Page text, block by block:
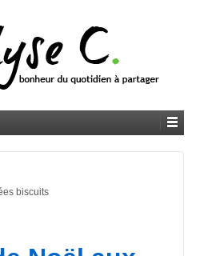
biscuits